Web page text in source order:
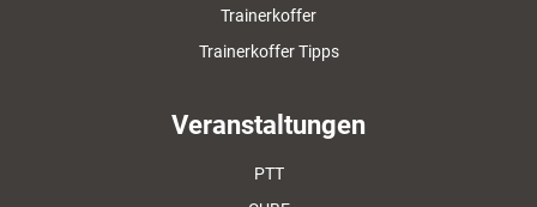
Trainerkoffer
Trainerkoffer Tipps
Veranstaltungen
PTT